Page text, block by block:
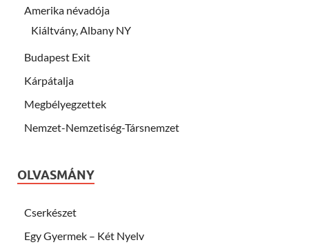
Amerika névadója
Kiáltvány, Albany NY
Budapest Exit
Kárpátalja
Megbélyegzettek
Nemzet-Nemzetiség-Társnemzet
OLVASMÁNY
Cserkészet
Egy Gyermek – Két Nyelv